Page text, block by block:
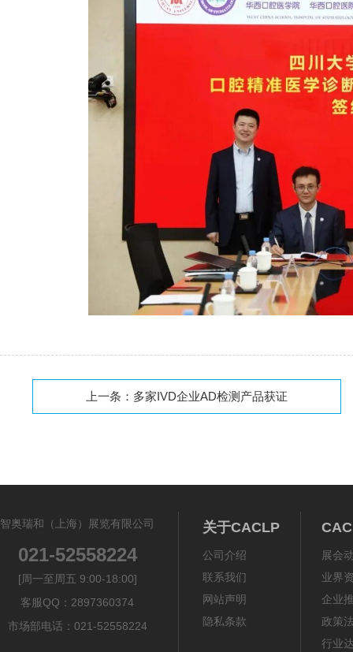
上一条： 多家IVD企业AD检测产品获证
智奥瑞和（上海）展览有限公司
021-52558224
[周一至周五 9:00-18:00]
客服QQ：2897360374
市场部电话：021-52558224
关于CACLP
公司介绍
联系我们
网站声明
隐私条款
展会
业界
企业
政策
行业